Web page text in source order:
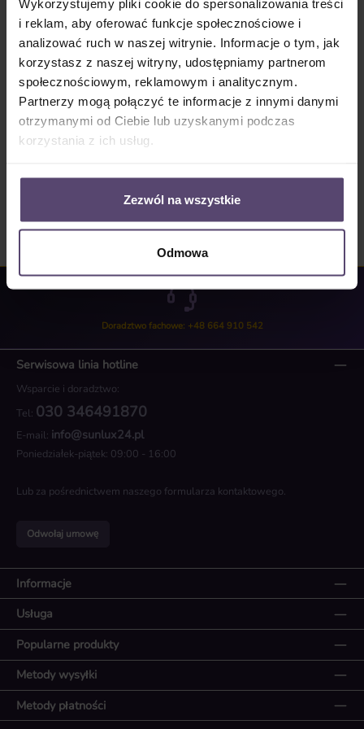
Wykorzystujemy pliki cookie do spersonalizowania treści
i reklam, aby oferować funkcje społecznościowe i
analizować ruch w naszej witrynie. Informacje o tym, jak
korzystasz z naszej witryny, udostępniamy partnerom
społecznościowym, reklamowym i analitycznym.
Partnerzy mogą połączyć te informacje z innymi danymi
otrzymanymi od Ciebie lub uzyskanymi podczas
korzystania z ich usług.
Zezwól na wszystkie
Odmowa
Do koszyka
Numer produktu:MU_JB_924_PGB
Opis
Properties
Opinie/Recenzje
Doradztwo fachowe: +48 664 910 542
Serwisowa linia hotline
Wsparcie i doradztwo:
Tel: 030 346491870
E-mail: info@sunlux24.pl
Poniedziałek-piątek: 09:00 - 16:00
Lub za pośrednictwem naszego formularza kontaktowego.
Odwołaj umowę
Informacje
Usługa
Popularne produkty
Metody płatności
Metody wysyłki